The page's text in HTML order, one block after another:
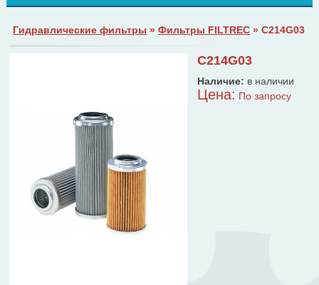
Гидравлические фильтры »Фильтры FILTREC » C214G03
C214G03
Наличие: в наличии
Цена: По запросу